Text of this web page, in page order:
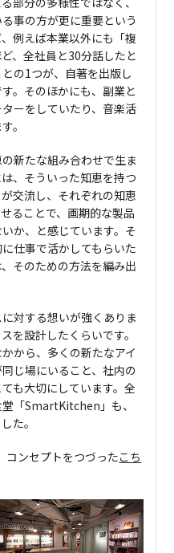
事の方が更に重要という
例えば本業以外にも「複
、全社員と30分話したと
の1つが、自著を出版し
。そのほかにも、副業と
ーをしていたり、音楽活
。
新たな組み合わせで生ま
、そういった知恵を持つ
交流し、それぞれの知恵
ることで、画期的な製品
か、と感じています。そ
仕事で活かしてもらいた
そのための方法を編み出
対する想いが強くありま
を設計したくらいです。
から、多くの新たなアイ
じ場にいること、社内の
も大切にしています。全
「SmartKitchen」も、
た。
コンセプトをつづったこち